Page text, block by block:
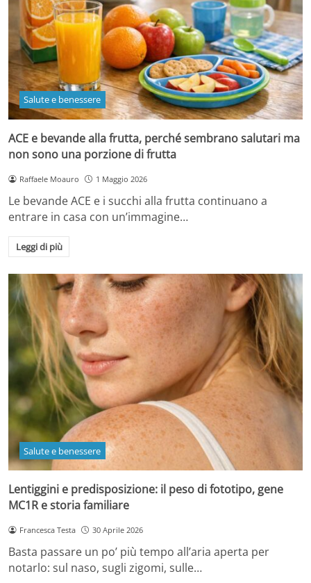
Salute e benessere
ACE e bevande alla frutta, perché sembrano salutari ma
non sono una porzione di frutta
Raffaele Moauro 1 Maggio 2026
Le bevande ACE e i succhi alla frutta continuano a
entrare in casa con un’immagine…
Leggi di più
Salute e benessere
Lentiggini e predisposizione: il peso di fototipo, gene
MC1R e storia familiare
Francesca Testa 30 Aprile 2026
Basta passare un po’ più tempo all’aria aperta per
notarlo: sul naso, sugli zigomi, sulle…